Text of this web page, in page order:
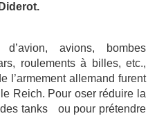
avions, bombes
roulements à billes, etc.,
l’armement allemand furent
Reich. Pour oser réduire la
tanks ou pour prétendre